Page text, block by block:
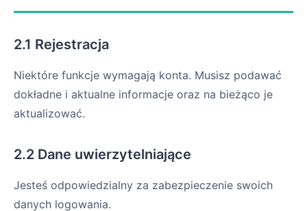
2.1 Rejestracja
Niektóre funkcje wymagają konta. Musisz podawać
dokładne i aktualne informacje oraz na bieżąco je
aktualizować.
2.2 Dane uwierzytelniające
Jesteś odpowiedzialny za zabezpieczenie swoich
danych logowania.